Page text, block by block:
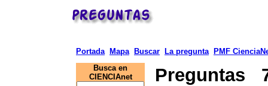
Portada Mapa Buscar La pregunta
PMF
Busca en
CIENCIAnet
Preguntas